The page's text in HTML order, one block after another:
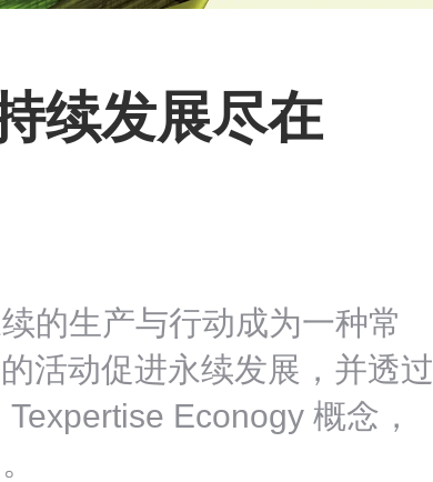
续发展尽在
的生产与行动成为一种常
活动促进永续发展，并透过
Econogy 概念，